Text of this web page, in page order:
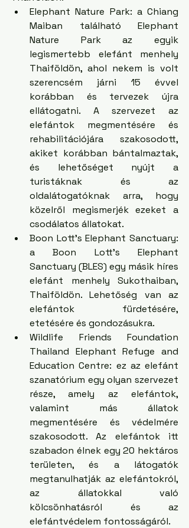
Elephant Nature Park: a Chiang
Maiban található Elephant
Nature Park az egyik
legismertebb elefánt menhely
Thaiföldön, ahol nekem is volt
szerencsém járni 15 évvel
korábban és tervezek újra
ellátogatni. A szervezet az
elefántok megmentésére és
rehabilitációjára szakosodott,
akiket korábban bántalmaztak,
és lehetőséget nyújt a
turistáknak és az
oldalátogatóknak arra, hogy
közelről megismerjék ezeket a
csodálatos állatokat.
Boon Lott's Elephant Sanctuary:
a Boon Lott's Elephant
Sanctuary (BLES) egy másik híres
elefánt menhely Sukothaiban,
Thaiföldön. Lehetőség van az
elefántok fürdetésére,
etetésére és gondozásukra.
Wildlife Friends Foundation
Thailand Elephant Refuge and
Education Centre: ez az elefánt
szanatórium egy olyan szervezet
része, amely az elefántok,
valamint más állatok
megmentésére és védelmére
szakosodott. Az elefántok itt
szabadon élnek egy 20 hektáros
területen, és a látogatók
megtanulhatják az elefántokról,
az állatokkal való
kölcsönhatásról és az
elefántvédelem fontosságáról.